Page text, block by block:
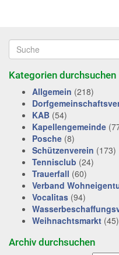
Kategorien durchsuchen
Allgemein (218)
KAB (54)
Kapellengemeinde
Posche (8)
Schützenverein (173)
Tennisclub (24)
Trauerfall (60)
Verband
Vocalitas (94)
Weihnachtsmarkt (45)
Archiv durchsuchen